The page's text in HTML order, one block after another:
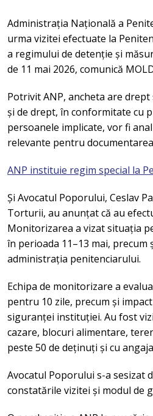
Administrația Națională a
urma vizitei efectuate la
a regimului de detenție și
de 11 mai 2026, comunică
Potrivit ANP, ancheta are
și de drept, în conformitate cu
persoanele implicate, vor fi
relevante pentru
ANP instituie regim special la
Și Avocatul Poporului, Ceslav
Torturii, au anunțat că au
Monitorizarea a vizat situația
în perioada 11–13 mai,
administrația penitenciarului.
Echipa de monitorizare a
pentru 10 zile, precum și
siguranței instituției. Au fost
cazare, blocuri alimentare,
peste 50 de deținuți și cu
Avocatul Poporului s-a sesizat
constatările vizitei și modul de